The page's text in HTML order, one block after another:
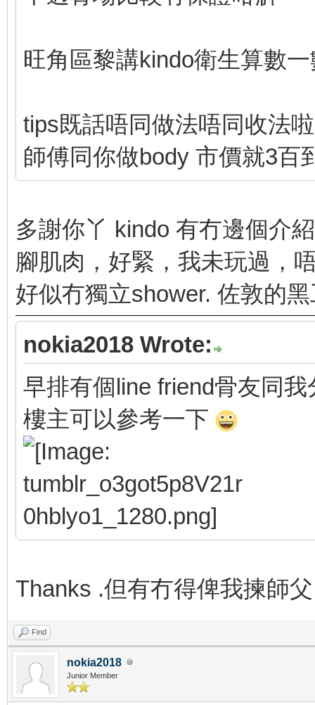
旺角區黎講kindo衛生算數
tips既話唔同做法唔同收法啦
師傅同你做body 市價就3百
多謝你丫 kindo 有冇邊個介
腳肌肉，好緊，我未玩過，
好似冇獨立shower. 佐敦的
nokia2018 Wrote:
早排有個line friend骨友同我
樓主可以參考一下
Thanks .但有冇得俾我揀師
Find
nokia2018
Junior Member